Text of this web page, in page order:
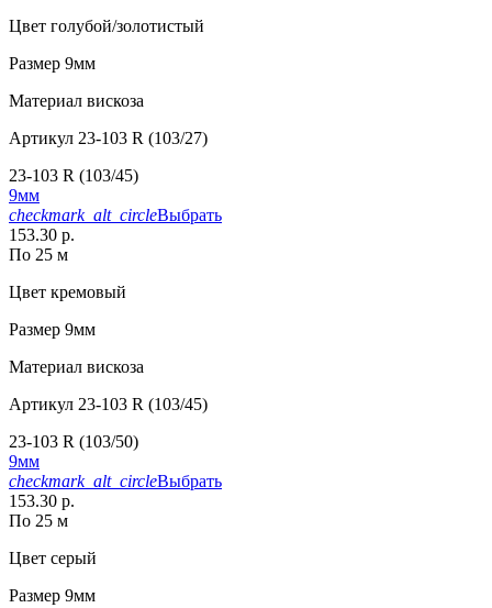
Цвет голубой/золотистый
Размер 9мм
Материал вискоза
Артикул 23-103 R (103/27)
23-103 R (103/45)
9мм
checkmark_alt_circleВыбрать
153.30 р.
По 25 м
Цвет кремовый
Размер 9мм
Материал вискоза
Артикул 23-103 R (103/45)
23-103 R (103/50)
9мм
checkmark_alt_circleВыбрать
153.30 р.
По 25 м
Цвет серый
Размер 9мм